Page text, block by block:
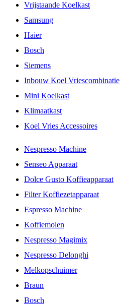
Vrijstaande Koelkast
Samsung
Haier
Bosch
Siemens
Inbouw Koel Vriescombinatie
Mini Koelkast
Klimaatkast
Koel Vries Accessoires
Nespresso Machine
Senseo Apparaat
Dolce Gusto Koffieapparaat
Filter Koffiezetapparaat
Espresso Machine
Koffiemolen
Nespresso Magimix
Nespresso Delonghi
Melkopschuimer
Braun
Bosch